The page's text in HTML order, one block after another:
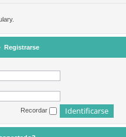
Registrarse
Recordar